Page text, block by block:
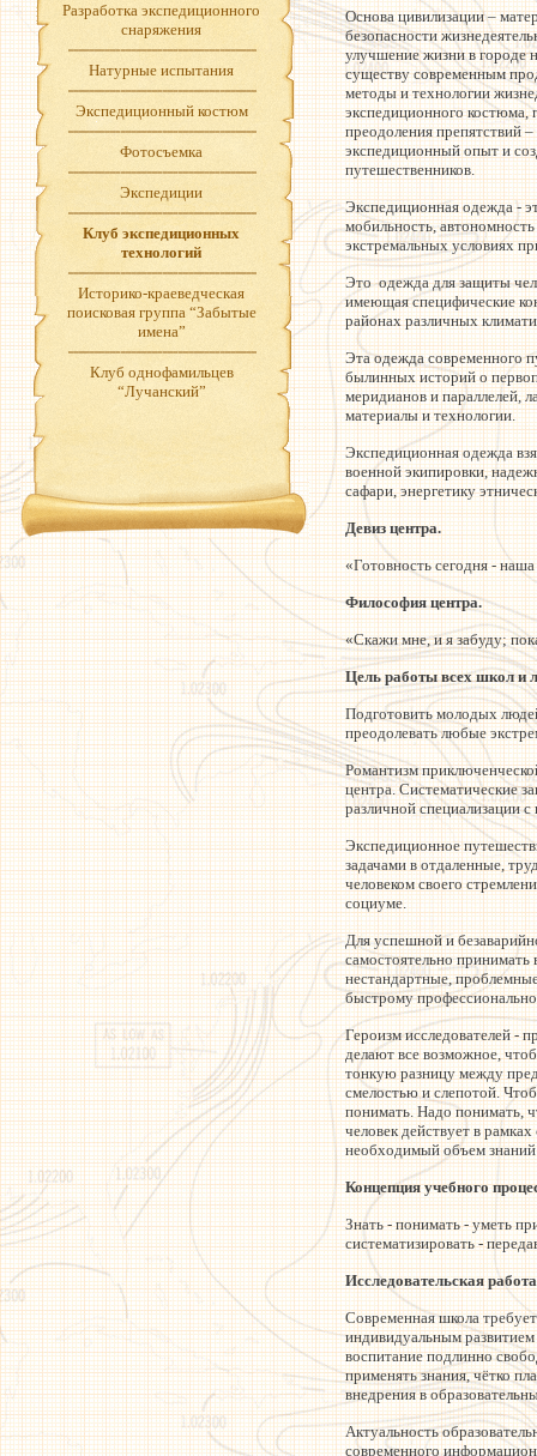
Разработка экспедиционного
снаряжения
Натурные испытания
Экспедиционный костюм
Фотосъемка
Экспедиции
Клуб экспедиционных
технологий
Историко-краеведческая
поисковая группа “Забытые
имена”
Клуб однофамильцев
“Лучанский”
Основа цивилизации –
безопасности
улучшение жизни в городе
существу современным
методы и технологии
экспедиционного костюма,
преодоления препятствий
экспедиционный опыт и
путешественников.
Экспедиционная одежда -
мобильность,
экстремальных условиях
Это одежда для защиты
имеющая специфические
районах различных
Эта одежда современного
былинных историй о
меридианов и параллелей,
материалы и технологии.
Экспедиционная одежда
военной экипировки,
сафари, энергетику
Девиз центра.
«Готовность сегодня - наша
Философия центра.
«Скажи мне, и я забуду;
Цель работы всех школ и
Подготовить молодых
преодолевать любые
Романтизм
центра. Систематические
различной специализации
Экспедиционное
задачами в отдаленные,
человеком своего
социуме.
Для успешной и
самостоятельно
нестандартные,
быстрому
Героизм исследователей -
делают все возможное,
тонкую разницу между
смелостью и слепотой.
понимать. Надо понимать,
человек действует в
необходимый объем знаний
Концепция учебного
Знать - понимать - уметь
систематизировать -
Исследовательская
Современная школа
индивидуальным
воспитание подлинно
применять знания, чётко
внедрения в
Актуальность
современного